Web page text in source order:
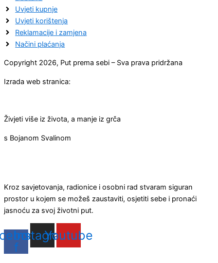
Uvjeti kupnje
Uvjeti korištenja
Reklamacije i zamjena
Načini plaćanja
Copyright 2026, Put prema sebi – Sva prava pridržana
Izrada web stranica:
Živjeti više iz života, a manje iz grča
s Bojanom Svalinom
Kroz savjetovanja, radionice i osobni rad stvaram siguran
prostor u kojem se možeš zaustaviti, osjetiti sebe i pronaći
jasnoću za svoj životni put.
f
Instagram
Youtube